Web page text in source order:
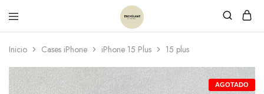
Inicio Cases iPhone iPhone 15 Plus 15 plus
AGOTADO